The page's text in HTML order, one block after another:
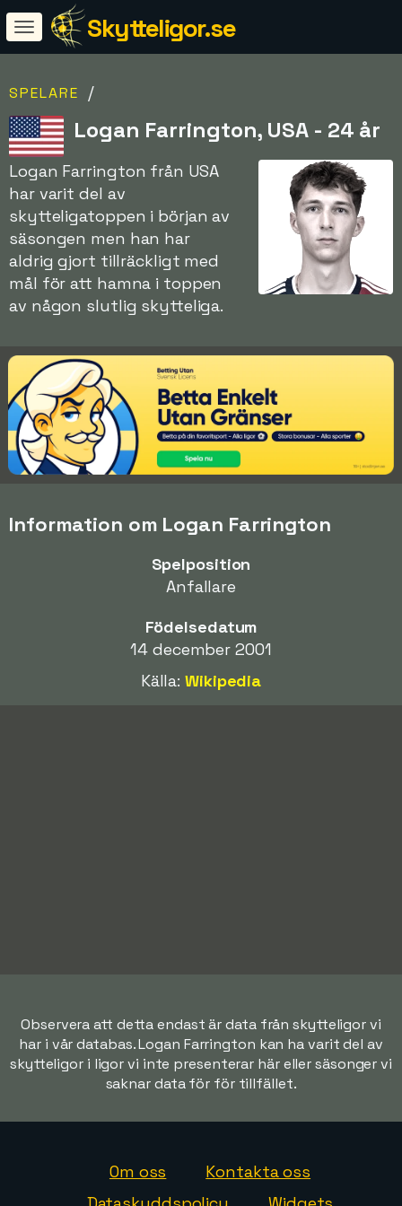
Skytteligor.se
SPELARE /
Logan Farrington, USA - 24 år
Logan Farrington från USA
har varit del av
skytteligatoppen i början av
säsongen men han har
aldrig gjort tillräckligt med
mål för att hamna i toppen
av någon slutlig skytteliga.
Information om Logan Farrington
Spelposition
Anfallare
Födelsedatum
14 december 2001
Källa:Wikipedia
Observera att detta endast är data från skytteligor vi
har i vår databas. Logan Farrington kan ha varit del av
skytteligor i ligor vi inte presenterar här eller säsonger vi
saknar data för för tillfället.
Om oss
Kontakta oss